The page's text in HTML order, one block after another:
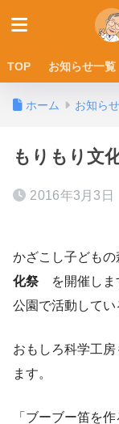
TOP お知らせ一覧
ホーム お知らせ
もりもり文
2016年3月3日
かざこし子ども
化祭 を開催しま
公園で活動してい
おもしろ科学工房
ます。
「ブーブー笛